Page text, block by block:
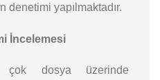
denetimi yapılmaktadır.
İncelemesi
dosya üzerinde